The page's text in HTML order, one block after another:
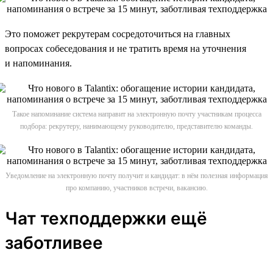
Это поможет рекрутерам сосредоточиться на главных
вопросах собеседования и не тратить время на уточнения
и напоминания.
Такое напоминание система направит на электронную почту участникам процесса
подбора: рекрутеру, нанимающему руководителю, представителю команды.
Уведомление на электронную почту получит и кандидат: в нём полезная информация
про компанию, участников встречи, вакансию.
Чат техподдержки ещё
заботливее